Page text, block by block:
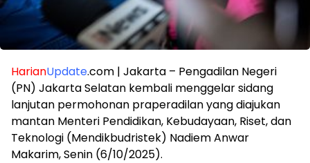
HarianUpdate.com | Jakarta – Pengadilan Negeri
(PN) Jakarta Selatan kembali menggelar sidang
lanjutan permohonan praperadilan yang diajukan
mantan Menteri Pendidikan, Kebudayaan, Riset, dan
Teknologi (Mendikbudristek) Nadiem Anwar
Makarim, Senin (6/10/2025).